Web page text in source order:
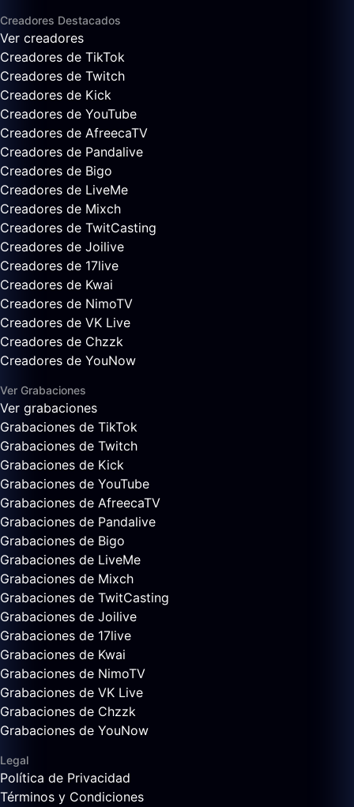
Creadores Destacados
Ver creadores
Creadores de TikTok
Creadores de Twitch
Creadores de Kick
Creadores de YouTube
Creadores de AfreecaTV
Creadores de Pandalive
Creadores de Bigo
Creadores de LiveMe
Creadores de Mixch
Creadores de TwitCasting
Creadores de Joilive
Creadores de 17live
Creadores de Kwai
Creadores de NimoTV
Creadores de VK Live
Creadores de Chzzk
Creadores de YouNow
Ver Grabaciones
Ver grabaciones
Grabaciones de TikTok
Grabaciones de Twitch
Grabaciones de Kick
Grabaciones de YouTube
Grabaciones de AfreecaTV
Grabaciones de Pandalive
Grabaciones de Bigo
Grabaciones de LiveMe
Grabaciones de Mixch
Grabaciones de TwitCasting
Grabaciones de Joilive
Grabaciones de 17live
Grabaciones de Kwai
Grabaciones de NimoTV
Grabaciones de VK Live
Grabaciones de Chzzk
Grabaciones de YouNow
Legal
Política de Privacidad
Términos y Condiciones